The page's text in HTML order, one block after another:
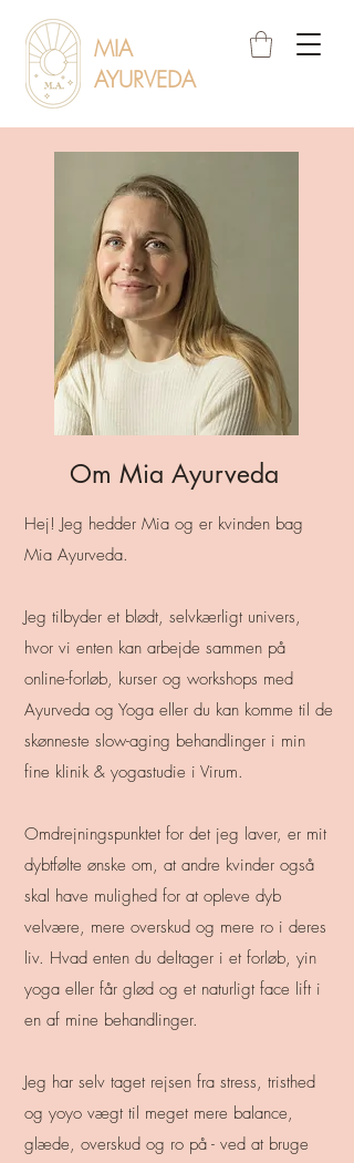
MIA
AYURVEDA
Om Mia Ayurveda
Hej! Jeg hedder Mia og er kvinden bag
Mia Ayurveda.
Jeg tilbyder et blødt, selvkærligt univers,
hvor vi enten kan arbejde sammen på
online-forløb, kurser og workshops med
Ayurveda og Yoga eller du kan komme til de
skønneste slow-aging behandlinger i min
fine klinik & yogastudie i Virum.
Omdrejningspunktet for det jeg laver, er mit
dybtfølte ønske om, at andre kvinder også
skal have mulighed for at opleve dyb
velvære, mere overskud og mere ro i deres
liv. Hvad enten du deltager i et forløb, yin
yoga eller får glød og et naturligt face lift i
en af mine behandlinger.
Jeg har selv taget rejsen fra stress, tristhed
og yoyo vægt til meget mere balance,
glæde, overskud og ro på - ved at bruge